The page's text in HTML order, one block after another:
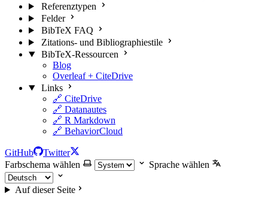
Referenztypen
Felder
BibTeX FAQ
Zitations- und Bibliographiestile
BibTeX-Ressourcen
Blog
Overleaf + CiteDrive
Links
🔗 CiteDrive
🔗 Datanautes
🔗 R Markdown
🔗 BehaviorCloud
GitHub
Twitter
Farbschema wählen
Sprache wählen
Auf dieser Seite